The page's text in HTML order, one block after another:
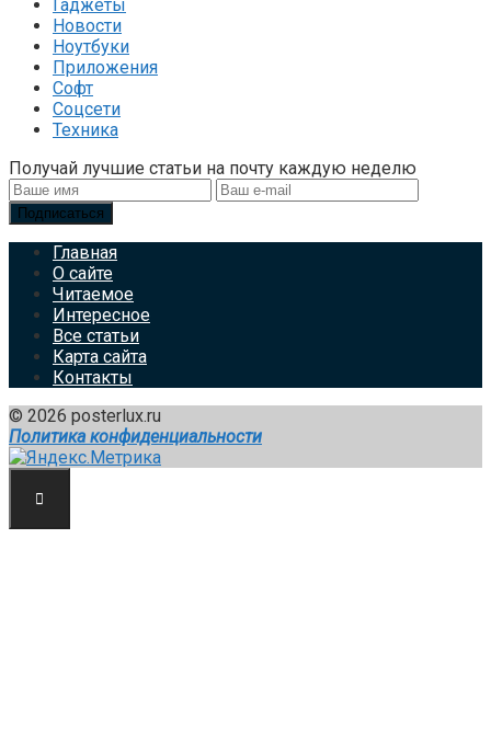
Гаджеты
Новости
Ноутбуки
Приложения
Софт
Соцсети
Техника
Получай лучшие статьи на почту каждую неделю
Подписаться
Главная
О сайте
Читаемое
Интересное
Все статьи
Карта сайта
Контакты
© 2026 posterlux.ru
Политика конфиденциальности